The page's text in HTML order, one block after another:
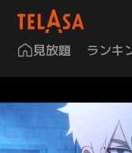
見放題 ランキ